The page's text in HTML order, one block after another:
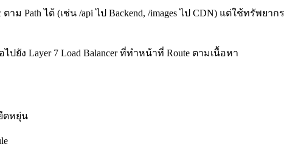
ม Path ได้ (เช่น /api ไป Backend, /images ไป CDN) แต่ใช้ทรัพยากร
ยัง Layer 7 Load Balancer ที่ทำหน้าที่ Route ตามเนื้อหา
ดหยุ่น